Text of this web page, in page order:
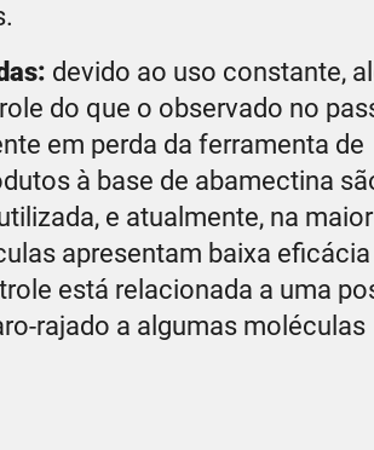
devido ao uso constante,
do que o observado no
em perda da ferramenta de
à base de abamectina
e atualmente, na
apresentam baixa
está relacionada a uma
rajado a algumas moléculas